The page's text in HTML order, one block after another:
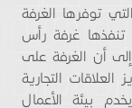
توفرها الغرفة
تنفذها غرفة رأس
إلى أن الغرفة على
العلاقات التجارية
بيئة الأعمال